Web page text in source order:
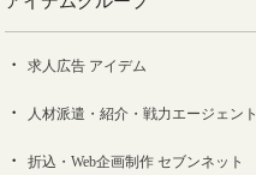
求人広告 アイデム
人材派遣・紹介・戦力エージェント
折込・Web企画制作 セブンネット